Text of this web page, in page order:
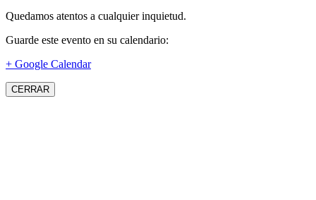
Quedamos atentos a cualquier inquietud.
Guarde este evento en su calendario:
+ Google Calendar
CERRAR